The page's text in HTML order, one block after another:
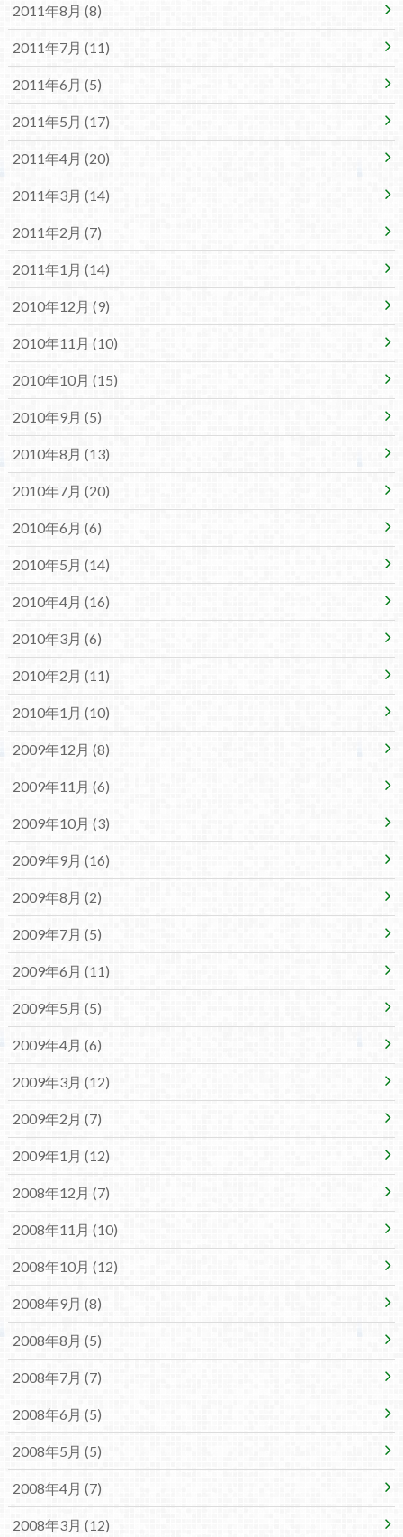
2011年8月 (8)
2011年7月 (11)
2011年6月 (5)
2011年5月 (17)
2011年4月 (20)
2011年3月 (14)
2011年2月 (7)
2011年1月 (14)
2010年12月 (9)
2010年11月 (10)
2010年10月 (15)
2010年9月 (5)
2010年8月 (13)
2010年7月 (20)
2010年6月 (6)
2010年5月 (14)
2010年4月 (16)
2010年3月 (6)
2010年2月 (11)
2010年1月 (10)
2009年12月 (8)
2009年11月 (6)
2009年10月 (3)
2009年9月 (16)
2009年8月 (2)
2009年7月 (5)
2009年6月 (11)
2009年5月 (5)
2009年4月 (6)
2009年3月 (12)
2009年2月 (7)
2009年1月 (12)
2008年12月 (7)
2008年11月 (10)
2008年10月 (12)
2008年9月 (8)
2008年8月 (5)
2008年7月 (7)
2008年6月 (5)
2008年5月 (5)
2008年4月 (7)
2008年3月 (12)